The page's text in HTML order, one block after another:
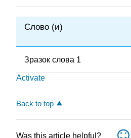
Слово (и)
Зразок слова 1
Activate
Back to top
Was this article helpful?